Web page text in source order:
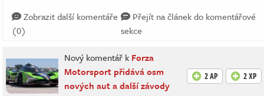
Zobrazit další komentáře
(0)
Přejít na článek do komentářové
sekce
Nový komentář k Forza
Motorsport přidává osm
nových aut a další závody
2 AP 2 XP